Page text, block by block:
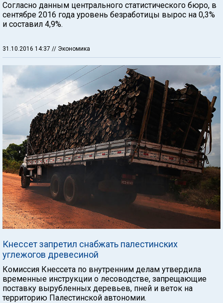
Согласно данным центрального статистического бюро, в
сентябре 2016 года уровень безработицы вырос на 0,3%
и составил 4,9%.
31.10.2016 14:37 // Экономика
Кнессет запретил снабжать палестинских
углежогов древесиной
Комиссия Кнессета по внутренним делам утвердила
временные инструкции о лесоводстве, запрещающие
поставку вырубленных деревьев, пней и веток на
территорию Палестинской автономии.